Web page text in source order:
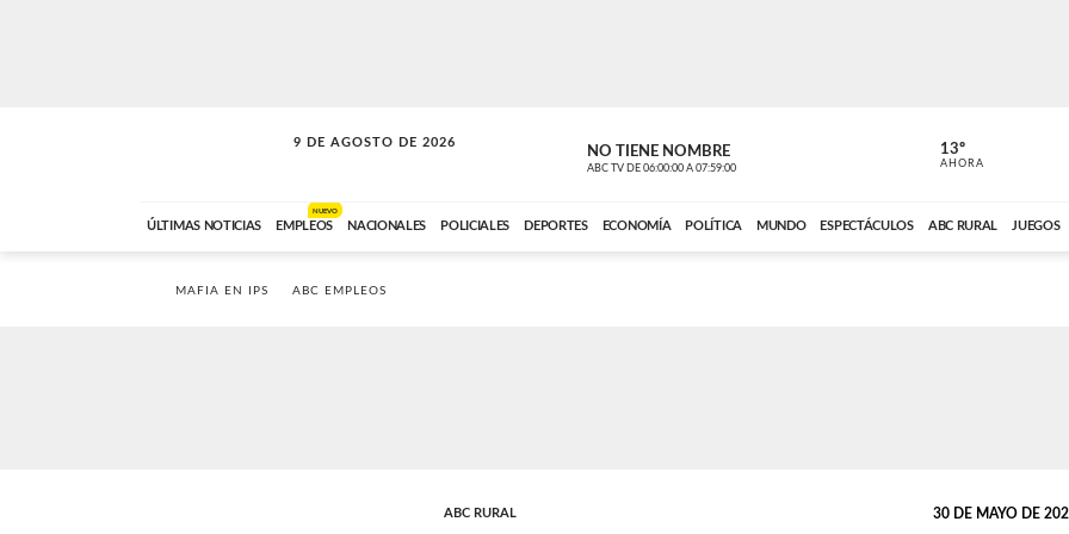
9 DE AGOSTO DE 2026
SOLO MÚSICA NO TIENE NOMBRE
ABC TV DE 06:00:00 A 07:59:00 ABC CARDINAL
13º
AHORA
ÚLTIMAS NOTICIAS EMPLEOS
NUEVO
NACIONALES POLICIALES DEPORTES ECONOMÍA POLÍTICA MUNDO ESPECTÁCULOS ABC RURAL JUEGOS
MAFIA EN IPS ABC EMPLEOS
ABC RURAL 30 DE MAYO DE